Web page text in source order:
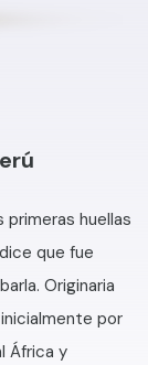
primeras huellas
que fue
Originaria
por
África y